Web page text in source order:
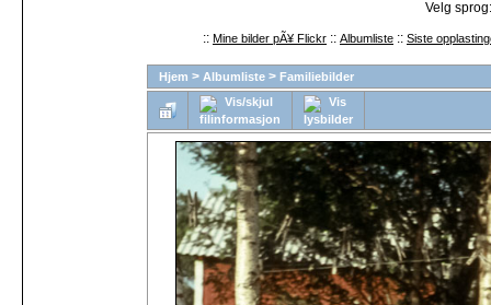
Velg
:: Mine bilder pÃ¥ Flickr :: Albumliste :: Siste
Hjem > Albumliste > Familiebilder